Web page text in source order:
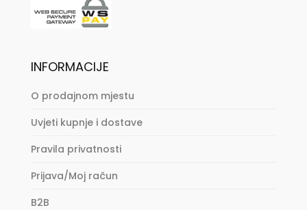
INFORMACIJE
O prodajnom mjestu
Uvjeti kupnje i dostave
Pravila privatnosti
Prijava/Moj račun
B2B